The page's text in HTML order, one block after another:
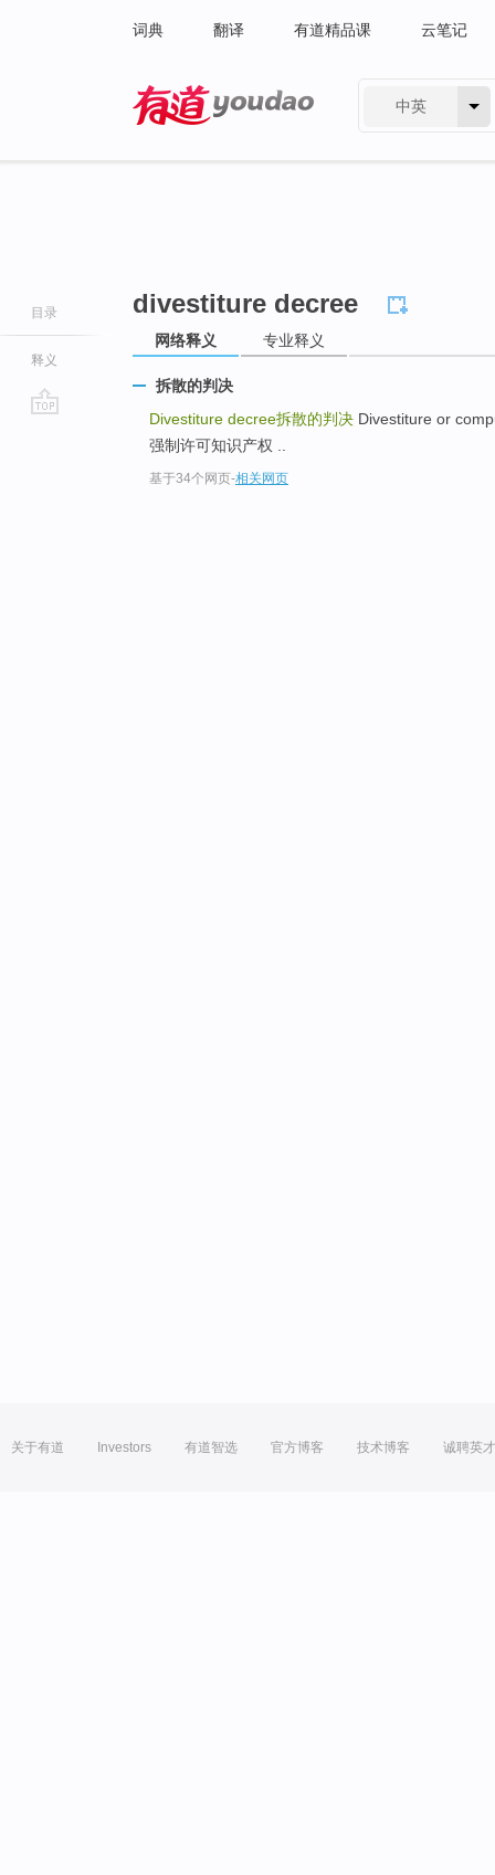
词典 翻译 有道精品课 云笔记
中英
目录
释义
divestiture decree
网络释义 专业释义
拆散的判决
Divestiture decree拆散的判决 Divestiture or
强制许可知识产权 ..
基于34个网页-相关网页
关于有道 Investors 有道智选 官方博客 技术博客 诚聘英才